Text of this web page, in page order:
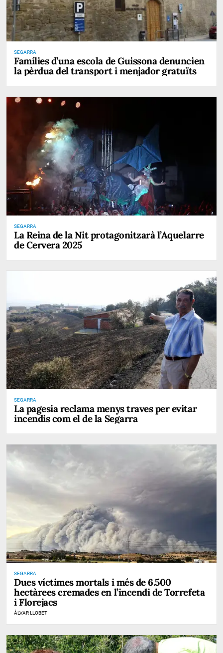
SEGARRA
Famílies d’una escola de Guissona denuncien
la pèrdua del transport i menjador gratuïts
SEGARRA
La Reina de la Nit protagonitzarà l’Aquelarre
de Cervera 2025
SEGARRA
La pagesia reclama menys traves per evitar
incendis com el de la Segarra
SEGARRA
Dues víctimes mortals i més de 6.500
hectàrees cremades en l’incendi de Torrefeta
i Florejacs
ÀLVAR LLOBET